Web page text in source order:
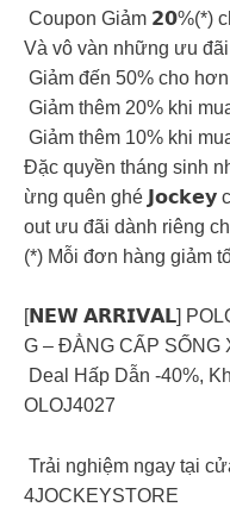
Coupon Giảm 𝟮𝟬%(*)
Và vô vàn những ưu
Giảm đến 50% cho
Giảm thêm 20% khi
Giảm thêm 10% khi
Đặc quyền tháng sinh
ừng quên ghé 𝗝𝗼𝗰𝗸𝗲𝘆
out ưu đãi dành riêng
(*) Mỗi đơn hàng giảm
[𝗡𝗘𝗪 𝗔𝗥𝗥𝗜𝗩𝗔𝗟] POLO
G – ĐẲNG CẤP SỐNG
Deal Hấp Dẫn -40%,
OLOJ4027
Trải nghiệm ngay tại
4JOCKEYSTORE